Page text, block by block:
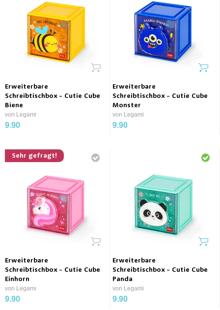
Erweiterbare
Schreibtischbox - Cutie Cube
Biene
von Legami
9.90
Erweiterbare
Schreibtischbox - Cutie Cube
Monster
von Legami
9.90
Sehr gefragt!
Erweiterbare
Schreibtischbox - Cutie Cube
Einhorn
von Legami
9.90
Erweiterbare
Schreibtischbox - Cutie Cube
Panda
von Legami
9.90